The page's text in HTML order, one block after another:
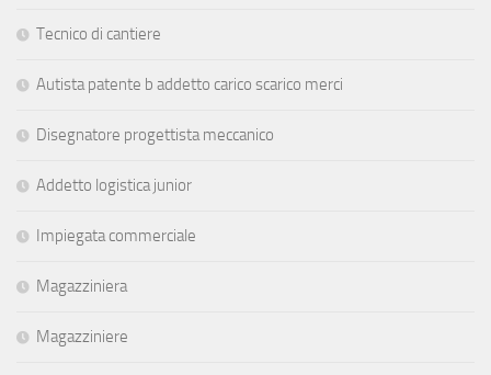
Tecnico di cantiere
Autista patente b addetto carico scarico merci
Disegnatore progettista meccanico
Addetto logistica junior
Impiegata commerciale
Magazziniera
Magazziniere